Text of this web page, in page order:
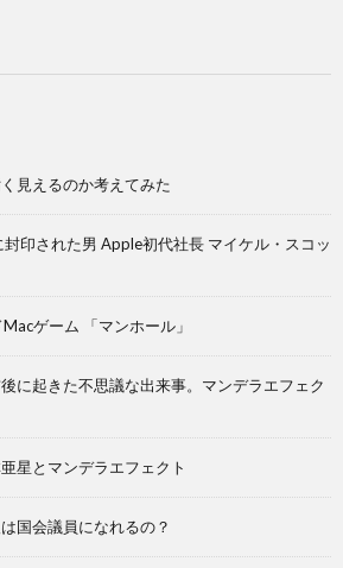
見えるのか考えてみた
印された男 Apple初代社長 マイケル・スコッ
ゲーム 「マンホール」
に起きた不思議な出来事。マンデラエフェク
星とマンデラエフェクト
国会議員になれるの？